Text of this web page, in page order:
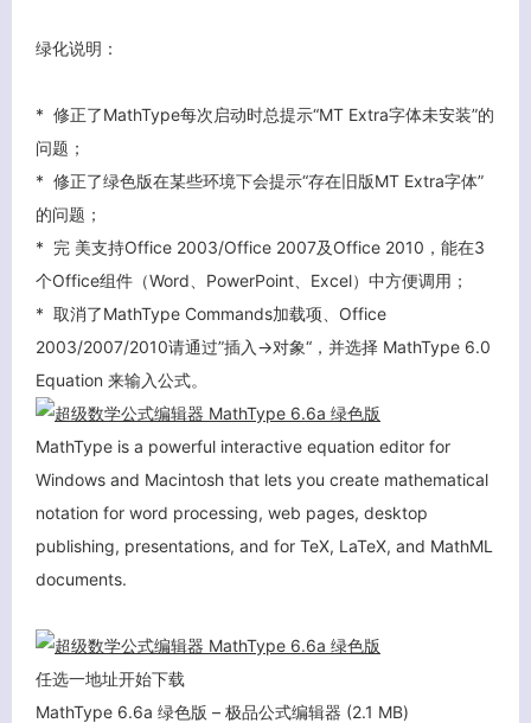
绿化说明：
* 修正了MathType每次启动时总提示“MT Extra字体未安装”的
问题；
* 修正了绿色版在某些环境下会提示“存在旧版MT Extra字体”
的问题；
* 完 美支持Office 2003/Office 2007及Office 2010，能在3
个Office组件（Word、PowerPoint、Excel）中方便调用；
* 取消了MathType Commands加载项、Office
2003/2007/2010请通过”插入->对象“，并选择 MathType 6.0
Equation 来输入公式。
MathType is a powerful interactive equation editor for
Windows and Macintosh that lets you create mathematical
notation for word processing, web pages, desktop
publishing, presentations, and for TeX, LaTeX, and MathML
documents.
任选一地址开始下载
MathType 6.6a 绿色版 – 极品公式编辑器 (2.1 MB)
客服小美